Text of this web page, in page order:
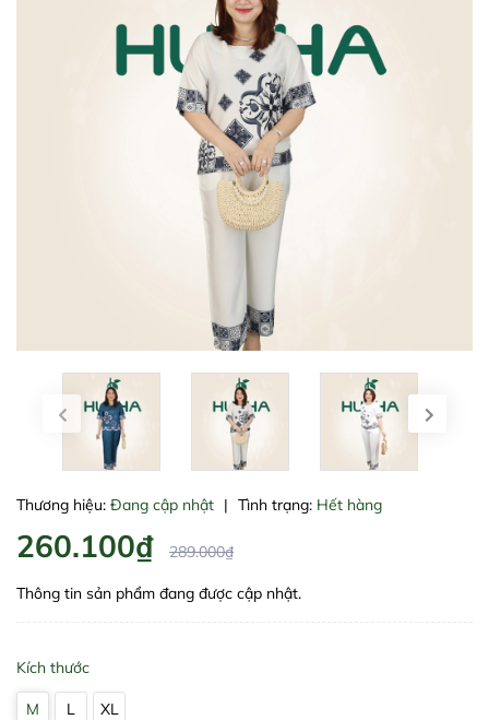
Thương hiệu: Đang cập nhật | Tình trạng: Hết hàng
260.100₫ 289.000₫
Thông tin sản phẩm đang được cập nhật.
Kích thước
M L XL